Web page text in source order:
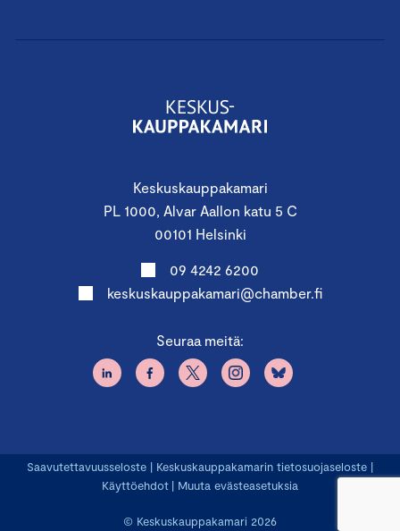
Keskuskauppakamari
PL 1000, Alvar Aallon katu 5 C
00101 Helsinki
09 4242 6200
keskuskauppakamari@chamber.fi
Seuraa meitä:
© Keskuskauppakamari 2026
Saavutettavuusseloste | Keskuskauppakamarin tietosuojaseloste |
Käyttöehdot | Muuta evästeasetuksia